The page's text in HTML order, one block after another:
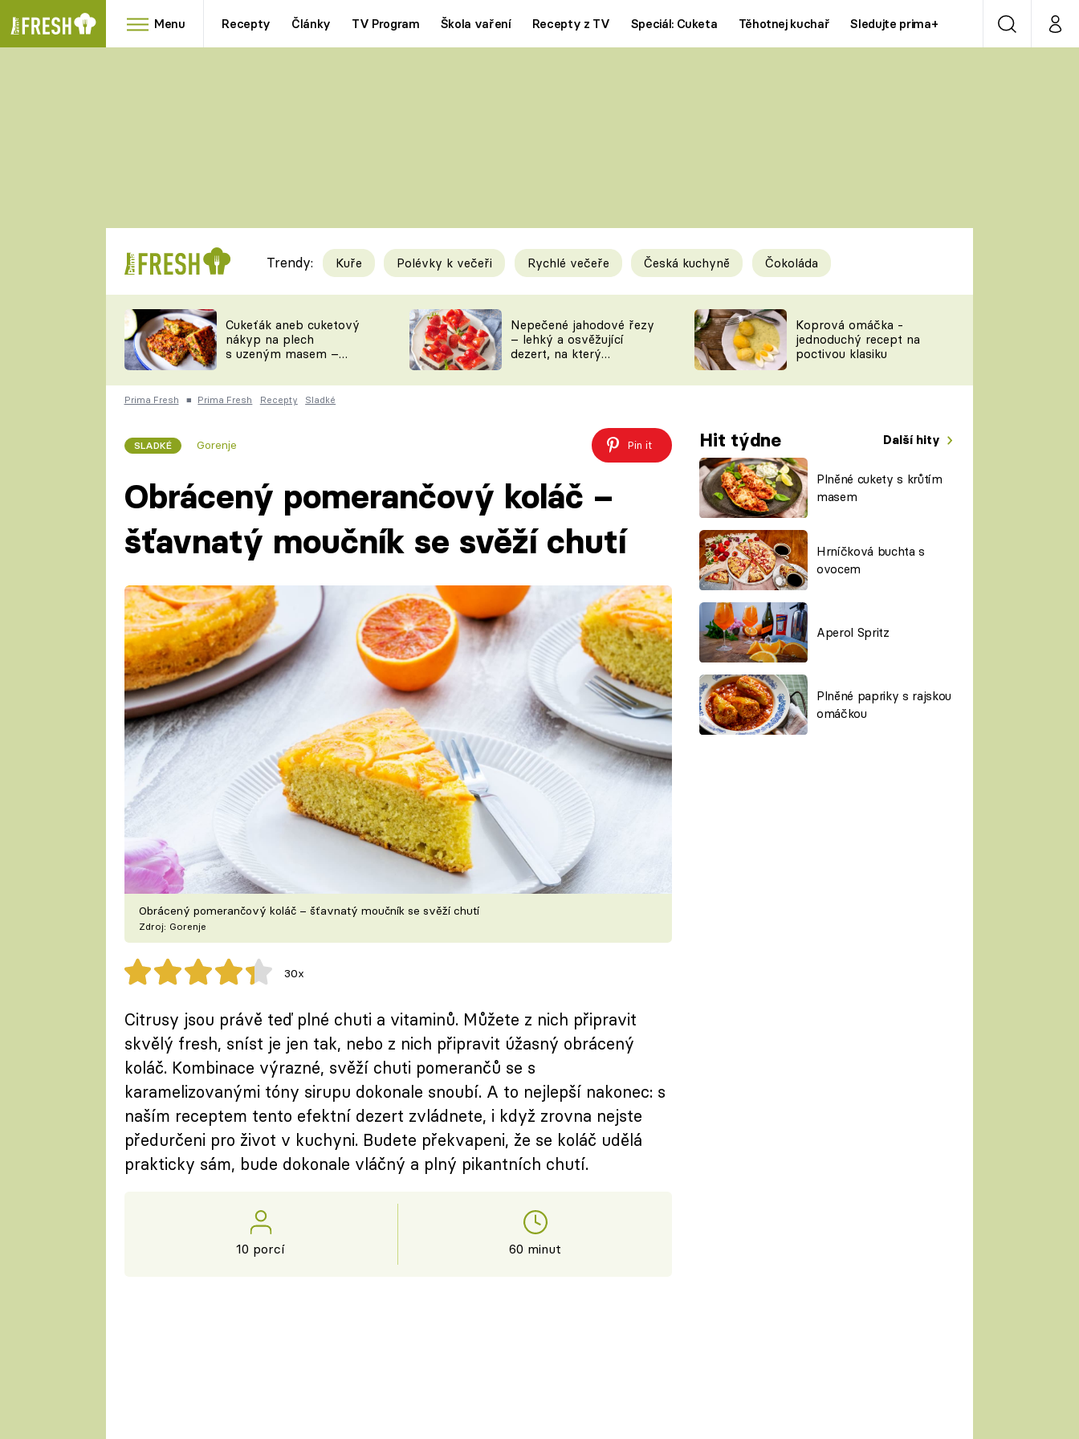
Menu Recepty Články TV Program Škola vaření Recepty z TV Speciál: Cuketa Těhotnej kuchař Sledujte prima+ VyhledáváníMůj
RYCHLOVKY
Videorecepty
TEĎ VAŘÍ ŠÉF!
ČESKO NA TALÍŘI
Tipy a triky
KAM ZA JÍDLEM
VYCHYTÁVKY
Novinky
ŠÉFREDAKTORKY
ČASOPIS
Prima LAJK
Sledujte nás
Trendy: Kuře Polévky k večeři Rychlé večeře Česká kuchyně Čokoláda
Cukeťák aneb cuketový
nákyp na plech
s uzeným masem –
zpracovat přerostlé
cukety
Nepečené jahodové řezy
– lehký a osvěžující
dezert, na který
Koprová omáčka -
jednoduchý recept na
poctivou klasiku
Prima Fresh ■ Prima Fresh Recepty Sladké
SLADKÉ Gorenje Pin it Hit týdne Další hity
Plněné cukety s krůtím
masem
Hrníčková buchta s
ovocem
Aperol Spritz
Plněné papriky s rajskou
omáčkou
Obrácený pomerančový koláč –
šťavnatý moučník se svěží chutí
Obrácený pomerančový koláč – šťavnatý moučník se svěží chutí
Zdroj: Gorenje
30x
Citrusy jsou právě teď plné chuti a vitaminů. Můžete z nich připravit
skvělý fresh, sníst je jen tak, nebo z nich připravit úžasný obrácený
koláč. Kombinace výrazné, svěží chuti pomerančů se s
karamelizovanými tóny sirupu dokonale snoubí. A to nejlepší nakonec: s
naším receptem tento efektní dezert zvládnete, i když zrovna nejste
předurčeni pro život v kuchyni. Budete překvapeni, že se koláč udělá
prakticky sám, bude dokonale vláčný a plný pikantních chutí.
10 porcí 60 minut